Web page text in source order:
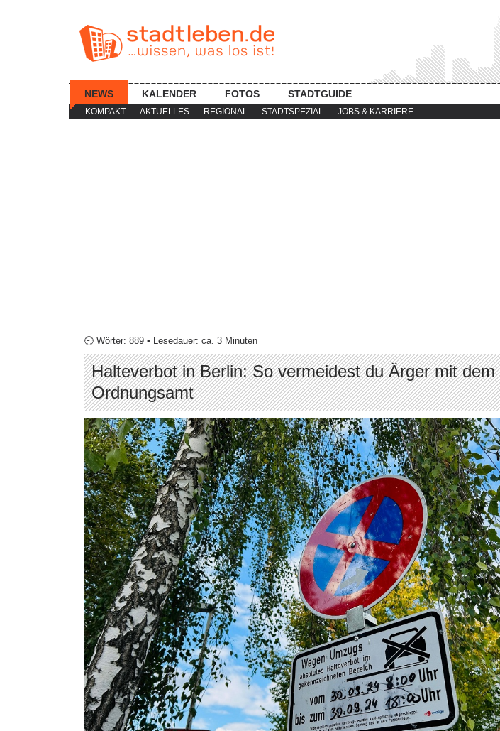
KOMPAKT AKTUELLES REGIONAL STADTSPEZIAL JOBS & KARRIERE
NEWS KALENDER FOTOS STADTGUIDE
🕘 Wörter: 889 • Lesedauer: ca. 3 Minuten
Halteverbot in Berlin: So vermeidest du Ärger mit dem
Ordnungsamt